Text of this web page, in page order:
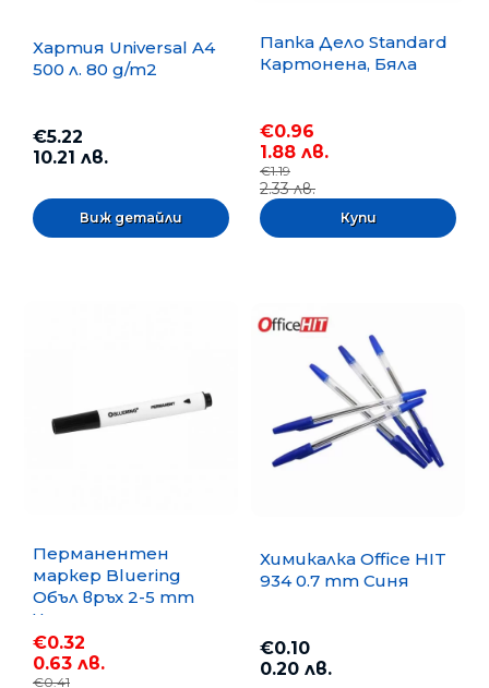
Хартия Universal A4
500 л. 80 g/m2
€5.22
10.21 лв.
Виж детайли
Папка Дело Standard
Картонена, Бяла
€0.96
1.88 лв.
€1.19
2.33 лв.
Перманентен
маркер Bluering
Объл връх 2-5 mm
Черен
€0.32
0.63 лв.
€0.41
Химикалка Office HIT
934 0.7 mm Синя
€0.10
0.20 лв.